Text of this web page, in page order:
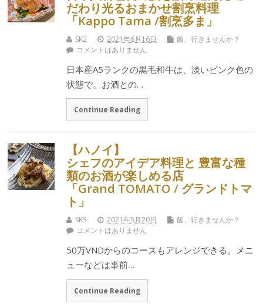
だわり光るおまかせ割烹料理
「Kappo Tama /割烹多ま」
SK2 2021年6月16日
飯、行きませんか？
コメントはありません
日本産A5ランクの黒毛和牛は、淡いピンク色の
状態で。お酒との…
Continue Reading
【ハノイ】
シェフのアイデア料理と 豊富な種
類のお酒が楽しめる店
「Grand TOMATO / グランドトマ
ト」
SK3 2021年5月20日
飯、行きませんか？
コメントはありません
50万VNDからのコースもアレンジできる。メニ
ューなどは事前…
Continue Reading